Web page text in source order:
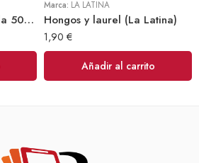
Harina de haba tostada 500gr (America)
Marca: LA LATINA
Hongos y laurel (La Latina)
1,90 €
Añadir al carrito